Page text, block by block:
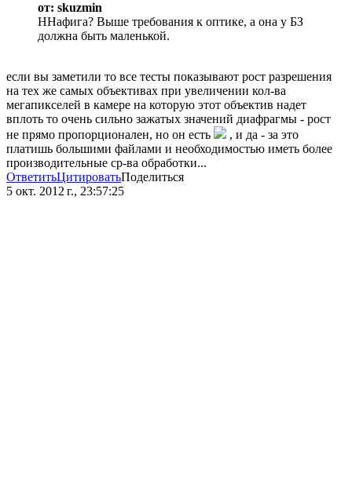
от: skuzmin
ННафига? Выше требования к оптике, а она у БЗ
должна быть маленькой.
если вы заметили то все тесты показывают рост разрешения
на тех же самых объективах при увеличении кол-ва
мегапикселей в камере на которую этот объектив надет
вплоть то очень сильно зажатых значений диафрагмы - рост
не прямо пропорционален, но он есть
, и да - за это
платишь большими файлами и необходимостью иметь более
производительные ср-ва обработки...
ОтветитьЦитироватьПоделиться
5 окт. 2012 г., 23:57:25